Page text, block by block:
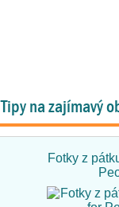
Tipy na zajímavý
Fotky z